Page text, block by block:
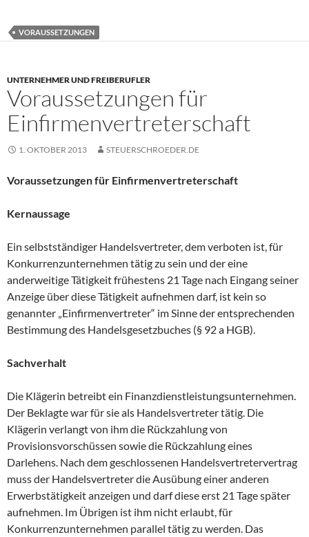
VORAUSSETZUNGEN
UNTERNEHMER UND FREIBERUFLER
Voraussetzungen für
Einfirmenvertreterschaft
1. OKTOBER 2013 STEUERSCHROEDER.DE
Voraussetzungen für Einfirmenvertreterschaft
Kernaussage
Ein selbstständiger Handelsvertreter, dem verboten ist, für
Konkurrenzunternehmen tätig zu sein und der eine
anderweitige Tätigkeit frühestens 21 Tage nach Eingang seiner
Anzeige über diese Tätigkeit aufnehmen darf, ist kein so
genannter „Einfirmenvertreter“ im Sinne der entsprechenden
Bestimmung des Handelsgesetzbuches (§ 92 a HGB).
Sachverhalt
Die Klägerin betreibt ein Finanzdienstleistungsunternehmen.
Der Beklagte war für sie als Handelsvertreter tätig. Die
Klägerin verlangt von ihm die Rückzahlung von
Provisionsvorschüssen sowie die Rückzahlung eines
Darlehens. Nach dem geschlossenen Handelsvertretervertrag
muss der Handelsvertreter die Ausübung einer anderen
Erwerbstätigkeit anzeigen und darf diese erst 21 Tage später
aufnehmen. Im Übrigen ist ihm nicht erlaubt, für
Konkurrenzunternehmen parallel tätig zu werden. Das